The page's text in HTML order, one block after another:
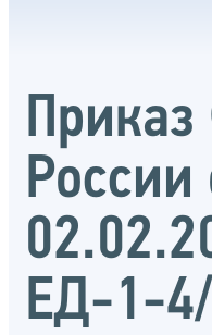
России
ЕД-1-